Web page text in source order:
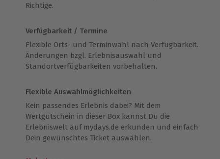
Richtige.
Verfügbarkeit / Termine
Flexible Orts- und Terminwahl nach Verfügbarkeit.
Änderungen bzgl. Erlebnisauswahl und
Standortverfügbarkeiten vorbehalten.
Flexible Auswahlmöglichkeiten
Kein passendes Erlebnis dabei? Mit dem
Wertgutschein in dieser Box kannst Du die
Erlebniswelt auf mydays.de erkunden und einfach
Dein gewünschtes Ticket auswählen.